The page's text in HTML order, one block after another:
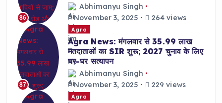
86
Abhimanyu Singh
November 3, 2025
264 views
87
Agra
Agra News: मंगलवार से 35.99 लाख
मतदाताओं का SIR शुरू; 2027 चुनाव के लिए
घर-घर सत्यापन
Abhimanyu Singh
November 3, 2025
229 views
Agra